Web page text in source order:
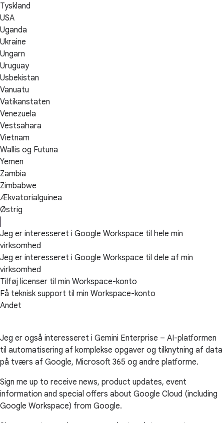
Tyskland
USA
Uganda
Ukraine
Ungarn
Uruguay
Usbekistan
Vanuatu
Vatikanstaten
Venezuela
Vestsahara
Vietnam
Wallis og Futuna
Yemen
Zambia
Zimbabwe
Ækvatorialguinea
Østrig
Jeg er interesseret i Google Workspace til hele min
virksomhed
Jeg er interesseret i Google Workspace til dele af min
virksomhed
Tilføj licenser til min Workspace-konto
Få teknisk support til min Workspace-konto
Andet
Jeg er også interesseret i Gemini Enterprise – AI-platformen
til automatisering af komplekse opgaver og tilknytning af data
på tværs af Google, Microsoft 365 og andre platforme.
Sign me up to receive news, product updates, event
information and special offers about Google Cloud (including
Google Workspace) from Google.